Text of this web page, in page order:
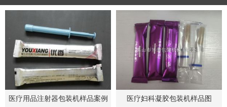
医疗用品注射器包装机样品案例 医疗妇科凝胶包装机样品图